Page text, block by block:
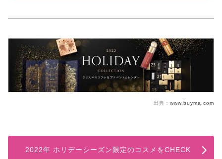
出典： www.buyma.com
2022年 ホリデーシーズン限定のコスメをCHECK